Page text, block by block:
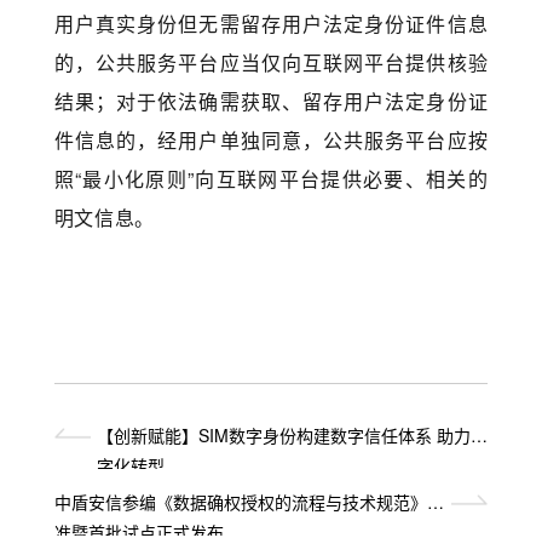
用户真实身份但无需留存用户法定身份证件信息
的，公共服务平台应当仅向互联网平台提供核验
结果；对于依法确需获取、留存用户法定身份证
件信息的，经用户单独同意，公共服务平台应按
照“最小化原则”向互联网平台提供必要、相关的
明文信息。
【创新赋能】SIM数字身份构建数字信任体系 助力数
字化转型
中盾安信参编《数据确权授权的流程与技术规范》标
准暨首批试点正式发布